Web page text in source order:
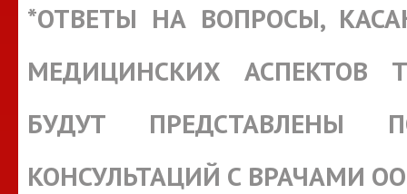
*ОТВЕТЫ НА ВОПРОСЫ,
МЕДИЦИНСКИХ АСПЕКТОВ
БУДУТ ПРЕДСТАВЛЕНЫ
КОНСУЛЬТАЦИЙ С ВРАЧАМИ